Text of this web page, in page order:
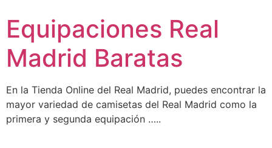
contenido
Equipaciones Real
Madrid Baratas
En la Tienda Online del Real Madrid, puedes encontrar la
mayor variedad de camisetas del Real Madrid como la
primera y segunda equipación …..